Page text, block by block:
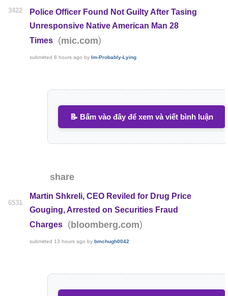
3422
Police Officer Found Not Guilty After Tasing
Unresponsive Native American Man 28
Times
(mic.com)
submitted8 hours ago by Im-Probably-Lying
📝 Bấm vào đây để xem và viết bình luận
share
6531
Martin Shkreli, CEO Reviled for Drug Price
Gouging, Arrested on Securities Fraud
Charges
(bloomberg.com)
submitted 13 hours ago by bmchugh0042